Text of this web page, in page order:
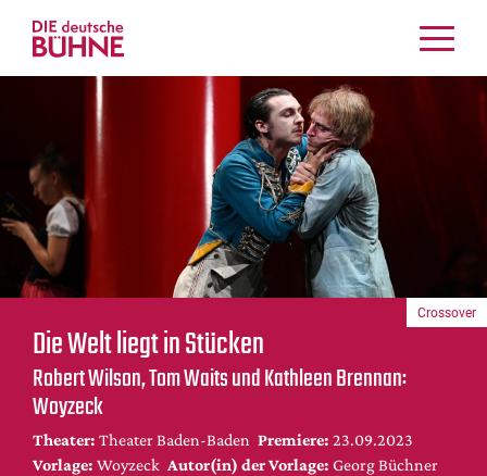
Kritiken
Schauspiel
Musiktheater
Tanz
Crossover
Bühnenwelt
Festivals & Veranstaltungen
Menschen & Theater
Themen
Internationales
Nachrufe
Medientipps
Die Welt liegt in Stücken
Robert Wilson, Tom Waits und Kathleen Brennan:
Woyzeck
Theater: Theater Baden-Baden Premiere: 23.09.2023
Vorlage: Woyzeck Autor(in) der Vorlage: Georg Büchner
Crossover